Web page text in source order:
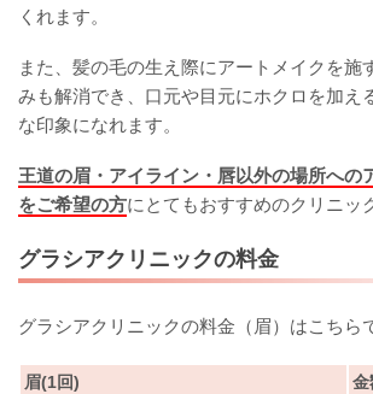
くれます。
また、髪の毛の生え際にアートメイクを施
みも解消でき、口元や目元にホクロを加え
な印象になれます。
王道の眉・アイライン・唇以外の場所への
をご希望の方にとてもおすすめのクリニッ
グラシアクリニックの料金
グラシアクリニックの料金（眉）はこちら
眉(1回) 金